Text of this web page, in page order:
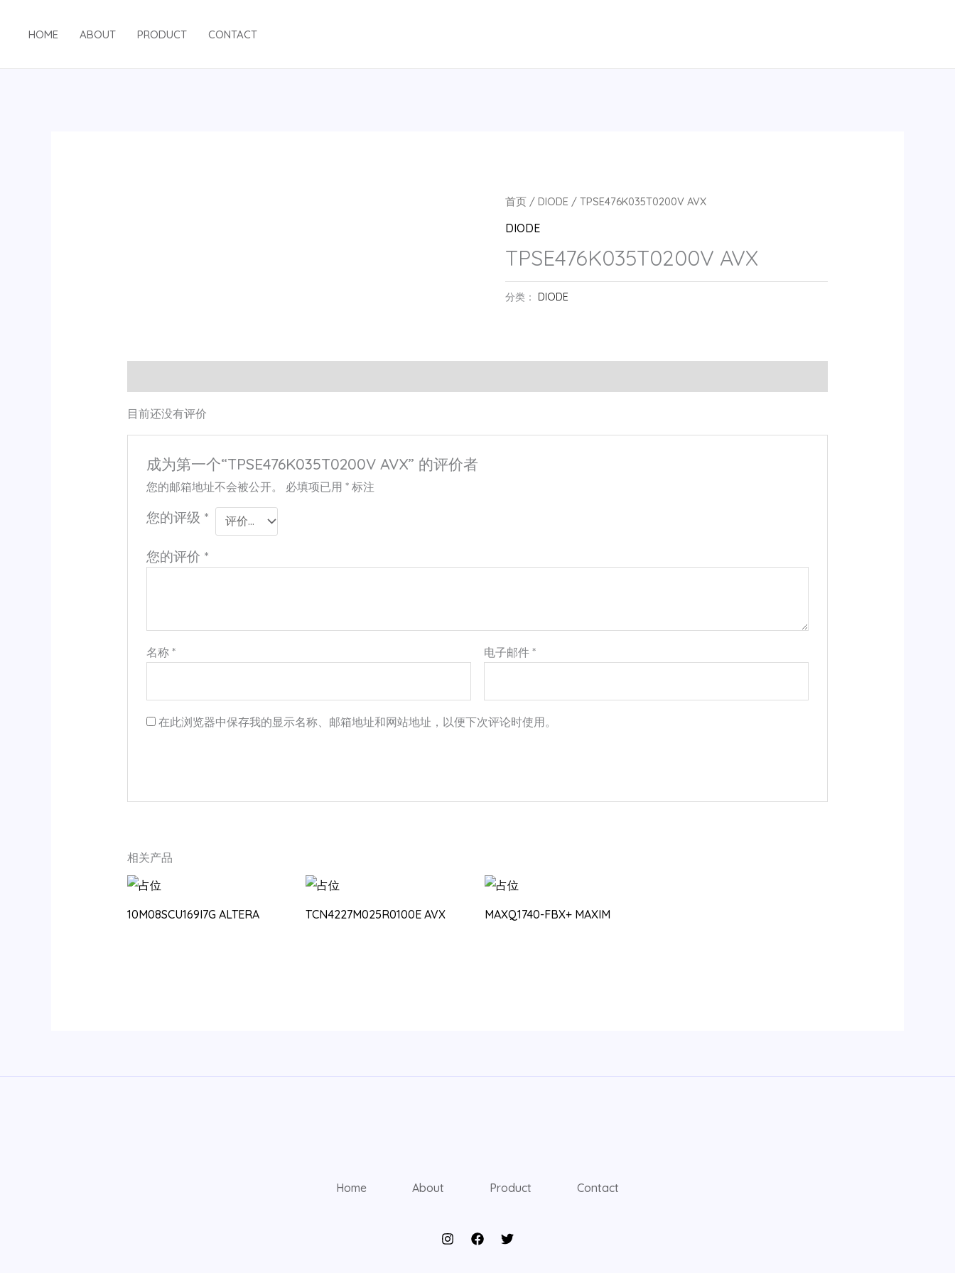
HOME ABOUT PRODUCT CONTACT
首页 /DIODE / TPSE476K035T0200V AVX
DIODE
TPSE476K035T0200V AVX
分类： DIODE
目前还没有评价
成为第一个“TPSE476K035T0200V AVX” 的评价者
您的邮箱地址不会被公开。 必填项已用* 标注
您的评级 *
您的评价 *
名称* 电子邮件*
在此浏览器中保存我的显示名称、邮箱地址和网站地址，以便下次评论时使用。
相关产品
10M08SCU169I7G ALTERA TCN4227M025R0100E AVX MAXQ1740-FBX+ MAXIM
Home About Product Contact